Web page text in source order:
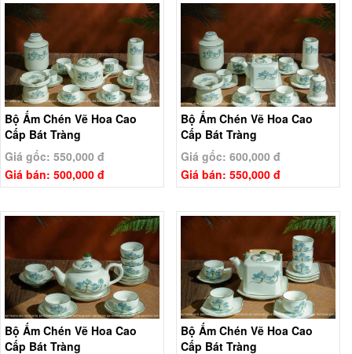
Bộ Ấm Chén Vẽ Hoa Cao
Cấp Bát Tràng
Giá gốc: 550,000 đ
Giá bán: 500,000 đ
Bộ Ấm Chén Vẽ Hoa Cao
Cấp Bát Tràng
Giá gốc: 600,000 đ
Giá bán: 550,000 đ
Bộ Ấm Chén Vẽ Hoa Cao
Cấp Bát Tràng
Bộ Ấm Chén Vẽ Hoa Cao
Cấp Bát Tràng